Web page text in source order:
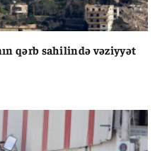
qərb sahilində vəziyyət